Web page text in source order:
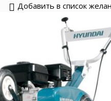
Добавить в список